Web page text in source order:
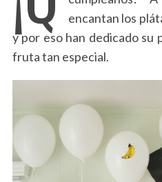
encantan los
y por eso han dedicado su
fruta tan especial.